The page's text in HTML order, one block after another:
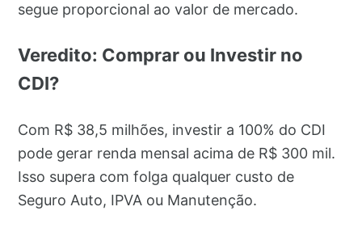
segue proporcional ao valor de mercado.
Veredito: Comprar ou Investir no
CDI?
Com R$ 38,5 milhões, investir a 100% do CDI
pode gerar renda mensal acima de R$ 300 mil.
Isso supera com folga qualquer custo de
Seguro Auto, IPVA ou Manutenção.